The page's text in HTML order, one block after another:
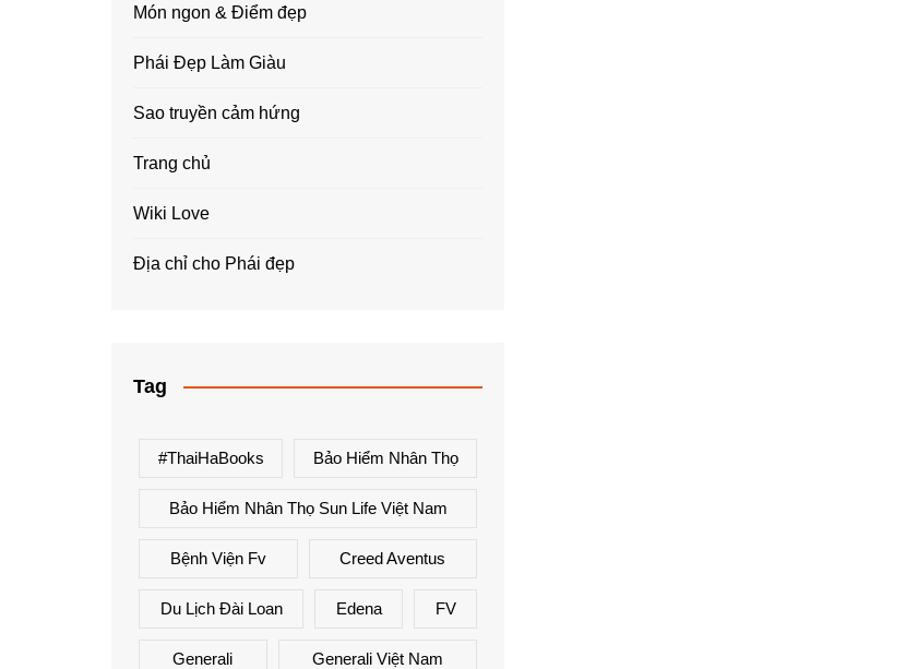
Món ngon & Điểm đẹp
Phái Đẹp Làm Giàu
Sao truyền cảm hứng
Trang chủ
Wiki Love
Địa chỉ cho Phái đẹp
Tag
#ThaiHaBooks Bảo Hiểm Nhân Thọ
Bảo Hiểm Nhân Thọ Sun Life Việt Nam
Bệnh Viện Fv Creed Aventus
Du Lịch Đài Loan Edena FV
Generali Generali Việt Nam